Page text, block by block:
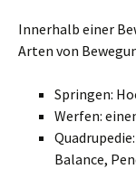
Innerhalb einer
Arten von
Springen:
Werfen:
Balance,